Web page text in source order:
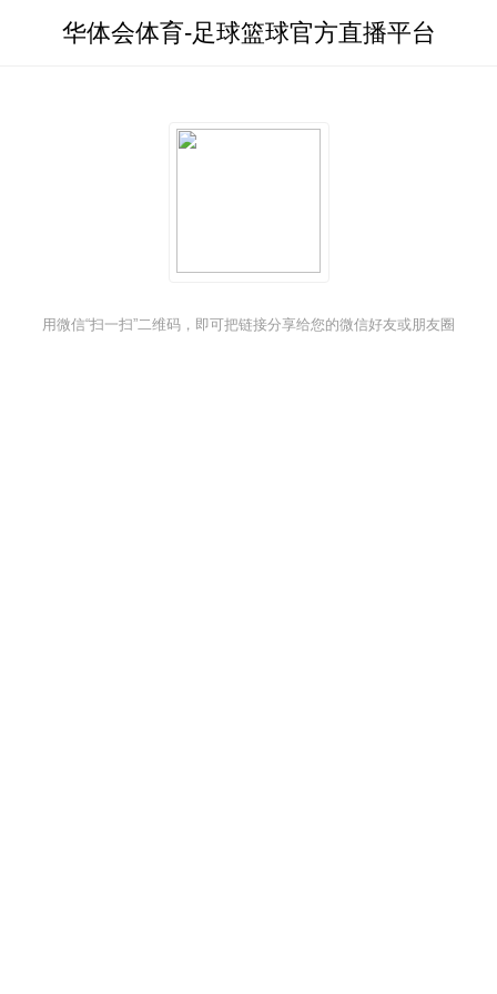
华体会体育
华体会体育-足球篮球官方直播平台
用微信“扫一扫”二维码，即可把链接分享给您的微信好友或朋友圈